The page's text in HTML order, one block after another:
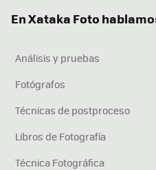
En Xataka Foto
Análisis y pruebas
Fotógrafos
Técnicas de postproceso
Libros de Fotografía
Técnica Fotográfica